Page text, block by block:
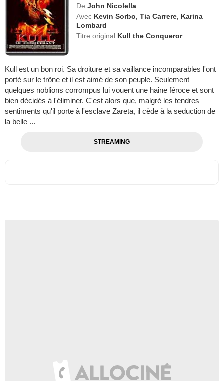
De John Nicolella
Avec Kevin Sorbo ,Tia Carrere Karina
Lombard
Titre original Kull the Conqueror
Kull est un bon roi. Sa droiture et sa vaillance incomparables l'ont
porté sur le trône et il est aimé de son peuple. Seulement
quelques noblions corrompus lui vouent une haine féroce et sont
bien décidés à l'éliminer. C'est alors que, malgré les tendres
sentiments qu'il porte à l'esclave Zareta, il cède à la seduction de
la belle ...
STREAMING